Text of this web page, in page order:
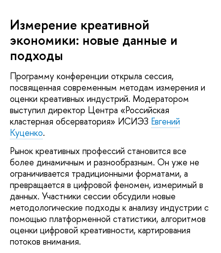
Измерение креативной
экономики: новые данные и
подходы
Программу конференции открыла сессия,
посвященная современным методам измерения и
оценки креативных индустрий. Модератором
выступил директор Центра «Российская
кластерная обсерватория» ИСИЭЗ Евгений
Куценко.
Рынок креативных профессий становится все
более динамичным и разнообразным. Он уже не
ограничивается традиционными форматами, а
превращается в цифровой феномен, измеримый в
данных. Участники сессии обсудили новые
методологические подходы к анализу индустрии с
помощью платформенной статистики, алгоритмов
оценки цифровой креативности, картирования
потоков внимания.